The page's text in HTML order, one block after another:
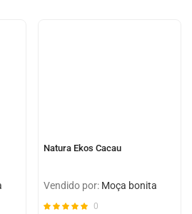
Natura Ekos Cacau
Vendido por: Moça bonita
0